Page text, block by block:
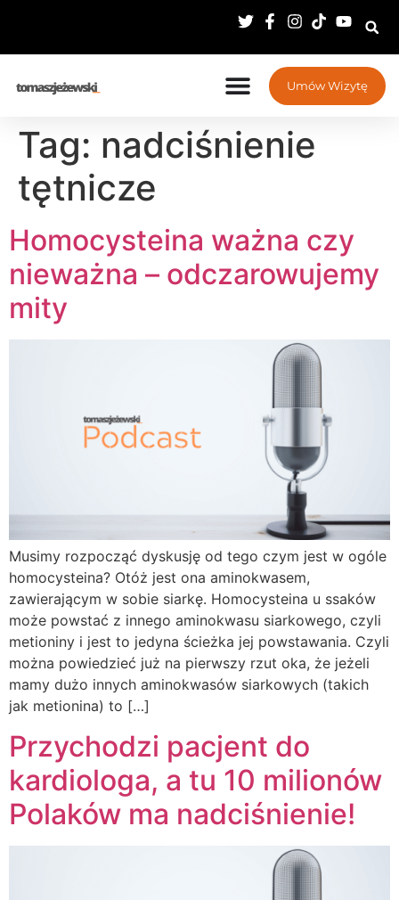
Umów Wizytę
Tag: nadciśnienie
tętnicze
Homocysteina ważna czy
nieważna – odczarowujemy
mity
Musimy rozpocząć dyskusję od tego czym jest w ogóle
homocysteina? Otóż jest ona aminokwasem,
zawierającym w sobie siarkę. Homocysteina u ssaków
może powstać z innego aminokwasu siarkowego, czyli
metioniny i jest to jedyna ścieżka jej powstawania. Czyli
można powiedzieć już na pierwszy rzut oka, że jeżeli
mamy dużo innych aminokwasów siarkowych (takich
jak metionina) to […]
Przychodzi pacjent do
kardiologa, a tu 10 milionów
Polaków ma nadciśnienie!